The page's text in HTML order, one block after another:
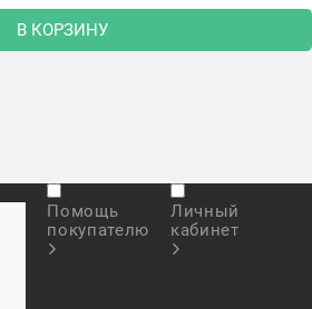
В КОРЗИНУ
Помощь
покупателю
Личный
кабинет